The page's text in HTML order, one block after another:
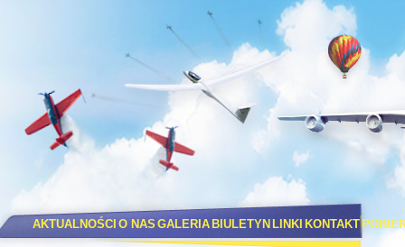
AKTUALNOŚCI O NAS GALERIA BIULETYN LINKI KONTAKT